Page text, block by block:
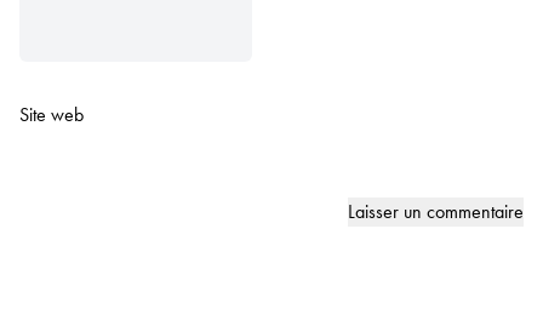
Site web